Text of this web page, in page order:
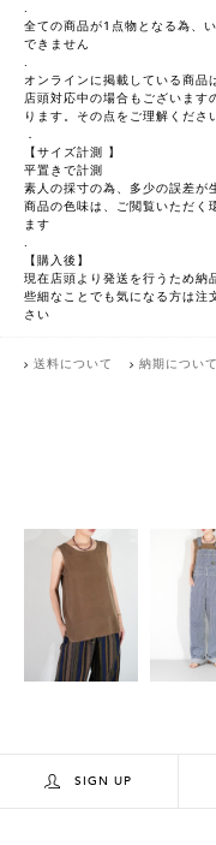
.
全ての商品が1点物となる為、
できません
.
オンラインに掲載している商品
店頭対応中の場合もございます
ります。その点をご理解くださ
．
【サイズ計測 】
平置きで計測
素人の採寸の為、多少の誤差が
商品の色味は、ご閲覧いただく
ます
.
【購入後】
現在店頭より発送を行うため納
些細なことでも気になる方は
さい
送料について 納期について
SIGN UP